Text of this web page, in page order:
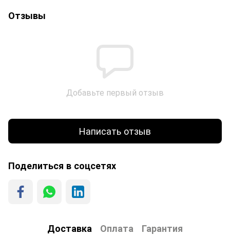
Отзывы
Добавьте первый отзыв
Написать отзыв
Поделиться в соцсетях
Доставка Оплата Гарантия